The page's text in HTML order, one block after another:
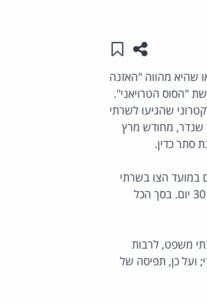
שתפו עמוד זה
שמור ב"תכנים
שהיא מהווה "האזנה
"הסוס הטרויאני".
שהגיעו לשרתי
ערן שנדר, מחודש מרץ
במועד הצו בשרתי
הספקיות והעתקה של כל דואל שיגיע לתיבות האלקטרוניות של הנאשמים (אז, חשודים בלבד), במשך 30 יום. בסך הכל
משפט, לרבות
ועל כן, תפיסה של